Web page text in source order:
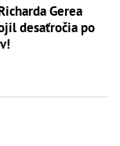
Gerea
desaťročia po